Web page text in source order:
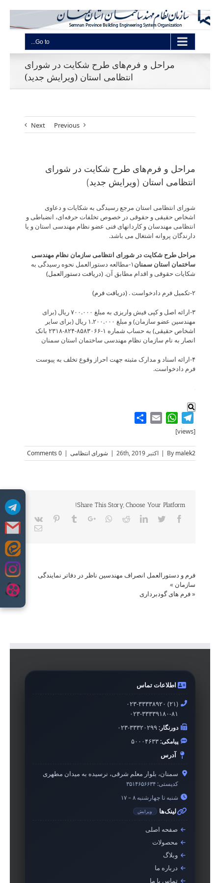
content
Go to...
مراحل و فرم‌های طرح شکایت در شورای
انتظامی استان (ویرایش جدید)
Previous
Next
مراحل و فرم‌های طرح شکایت در شورای
انتظامی استان (ویرایش جدید)
شورای انتظامی استان مرجع رسیدگی به شکایات و دعاوی
اشخاص حقیقی و حقوقی در خصوص تخلفات حرفه‌ای، انضباطی و
انتظامی مهندسان و کاردانهای فنی عضو نظام مهندسی استان و یا
دارندگان پروانه اشتغال می باشد.
مراحل طرح شکایت در شورای انتظامی سازمان نظام مهندسی
ساختمان استان سمنان ۱-مطالعه دستورالعمل نحوه رسیدگی به
شکایات حقوقی و اقدام مطابق آن. (دریافت دستورالعمل)
۲-تکمیل فرم دادخواست . (دریافت فرم)
۳-ارائه اصل و کپی فیش واریزی به مبلغ ۷۰۰.۰۰۰ ریال (برای
مهندسین عضو سازمان) و مبلغ ۱.۲۰۰.۰۰۰ ریال (برای سایر
اشخاص حقیقی) به حساب شماره ۱-۸۵۸۳۰۶۶-۸۲۴-۲۳۱۸ بانک
انصار به نام سازمان نظام مهندسی ساختمان استان سمنان
۴-ارائه اسناد و مدارک مثبته جهت احراز وقوع تخلف به پیوست
فرم دادخواست.
.
Telegram
WhatsApp
Email
[views]
By malek2
| اکتبر 26th, 2019 | شورای انتظامی |
0 Comments
Share This Story, Choose Your Platform!
Facebook
Twitter
LinkedIn
Reddit
Whatsapp
Google+
Tumblr
Pinterest
Vk
Email
فرم و دستورالعمل انصراف مهندسین ناظر در دفاتر نمایندگی
سازمان »
«فرم های گودبرداری
اطلاعات تماس
۰۲۳-۳۳۳۳۸۹۲۰ (۲۱)
۰۲۳-۳۳۳۳۹۱۸۰-۸۱
دورنگار:۰۲۳-۳۳۳۲۰۲۹۹
پیامکی:۵۰۰۰۴۶۳۳
آدرس
سمنان، بلوار معلم شرقی، نرسیده به میدان مطهری
کدپستی: ۳۵۱۴۶۵۶۶۳۴
شنبه تا چهارشنبه ۸ – ۱۷
لینک‌ها ویرایش
صفحه اصلی
محصولات
وبلاگ
درباره ما
تماس با ما